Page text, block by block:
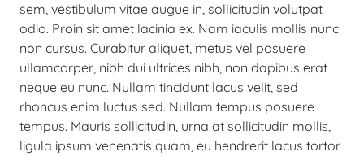
sem, vestibulum vitae augue in, sollicitudin volutpat
odio. Proin sit amet lacinia ex. Nam iaculis mollis nunc
non cursus. Curabitur aliquet, metus vel posuere
ullamcorper, nibh dui ultrices nibh, non dapibus erat
neque eu nunc. Nullam tincidunt lacus velit, sed
rhoncus enim luctus sed. Nullam tempus posuere
tempus. Mauris sollicitudin, urna at sollicitudin mollis,
ligula ipsum venenatis quam, eu hendrerit lacus tortor